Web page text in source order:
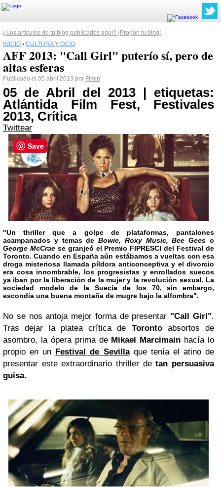
¿Los artículos de tu blog publicados aquí? ¡Propón tu blog!
INICIO › CULTURA Y OCIO
AFF 2013: "Call Girl" puterío sí, pero de
altas esferas
Publicado el 05 abril 2013 por Fimin
05 de Abril del 2013 | etiquetas:
Atlántida Film Fest, Festivales
2013, Crítica
Twittear
"Un thriller que a golpe de plataformas, pantalones
acampanados y temas de Bowie, Roxy Music, Bee Gees o
George McCraese granjeó el Premio FIPRESCI del Festival de
Toronto. Cuando en España aún estábamos a vueltas con esa
droga misteriosa llamada píldora anticonceptiva y el divorcio
era cosa innombrable, los progresistas y enrollados suecos
ya iban por la liberación de la mujer y la revolución sexual. La
sociedad modelo de la Suecia de los 70, sin embargo,
escondía una buena montaña de mugre bajo la alfombra".
No se nos antoja mejor forma de presentar "Call Girl".
Tras dejar la platea crítica de Torontoabsortos de
asombro, la ópera prima de Mikael Marcimain hacía lo
propio en un Festival de Sevillaque tenía el atino de
presentar este extraordinario thriller detan persuasiva
guisa.
Save